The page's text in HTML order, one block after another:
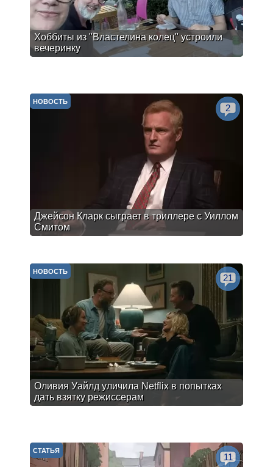
Хоббиты из "Властелина колец" устроили
вечеринку
Джейсон Кларк сыграет в триллере с Уиллом
Смитом
НОВОСТЬ
2
Оливия Уайлд уличила Netflix в попытках
дать взятку режиссерам
НОВОСТЬ
21
СТАТЬЯ
11